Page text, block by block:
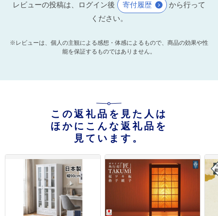
レビューの投稿は、ログイン後 寄付履歴
から行って
ください。
※レビューは、個人の主観による感想・体感によるもので、商品の効果や性
能を保証するものではありません。
この返礼品を見た人は
ほかにこんな返礼品を
見ています。